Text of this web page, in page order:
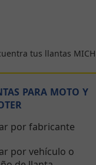
tus llantas
PARA MOTO Y
por fabricante
por vehículo o